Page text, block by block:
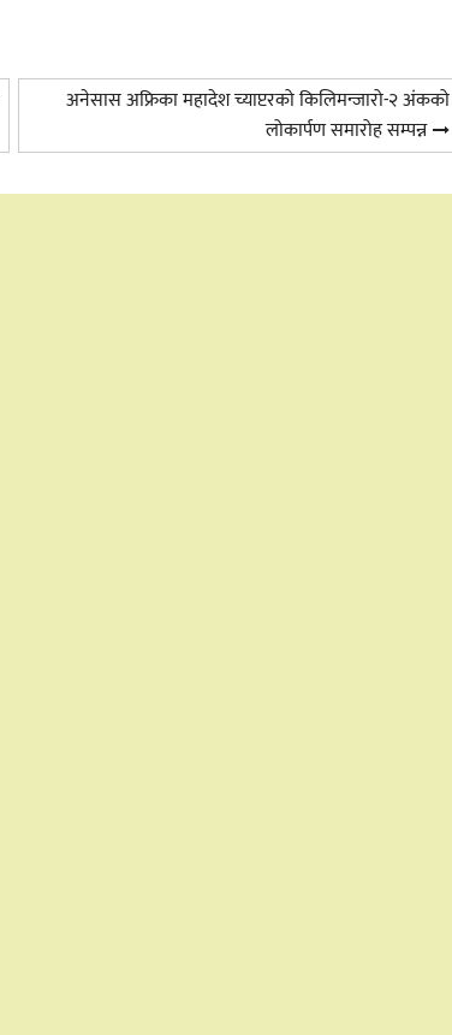
अनेसास अफ्रिका महादेश च्याप्टरको किलिमन्जारो-२ अंकको
लोकार्पण समारोह सम्पन्न